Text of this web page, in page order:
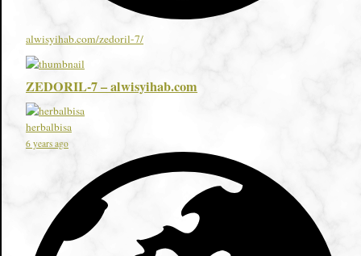
alwisyihab.com/zedoril-7/
ZEDORIL-7 – alwisyihab.com
herbalbisa
6 years ago